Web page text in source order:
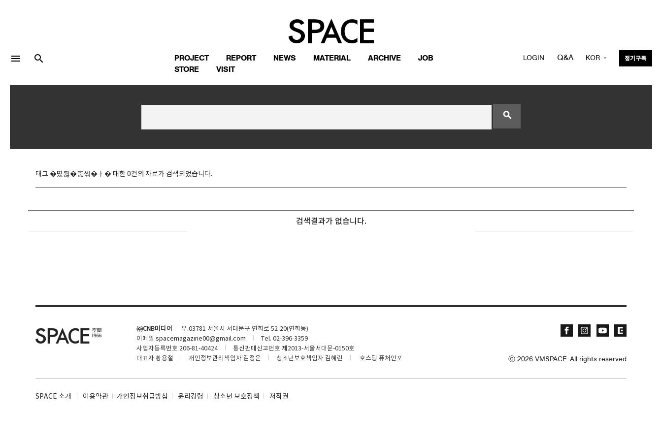
Twitter 로그인
기사문의
Contact
menu search PROJECT REPORT NEWS MATERIAL ARCHIVE
JOB
STORE
VISIT
LOGIN Q&A KOR 정기구독
search
태그 �몄뒪�뚮씪�ㅏ� 대한 0건의 자료가 검색되었습니다.
검색결과가 없습니다.
㈜CNB미디어
우.03781 서울시 서대문구 연희로 52-20(연희동)
이메일 spacemagazine00@gmail.com
Tel. 02-396-3359
사업자등록번호 206-81-40424
통신판매신고번호 제2013-서울서대문-0150호
대표자 황용철
개인정보관리책임자 김정은 청소년보호책임자 김혜린 호스팅 퓨처인포 ⓒ 2026 VMSPACE. All rights reserved
SPACE 소개 이용약관 개인정보취급방침 윤리강령 청소년 보호정책 저작권